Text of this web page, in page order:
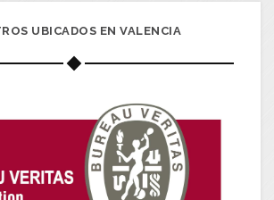
UBICADOS EN VALENCIA